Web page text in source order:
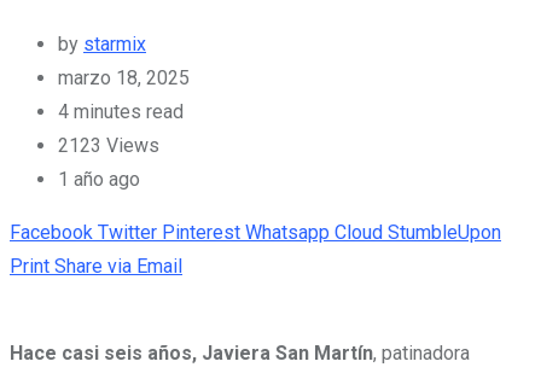
by starmix
marzo 18, 2025
4 minutes read
2123 Views
1 año ago
Facebook Twitter Pinterest Whatsapp Cloud StumbleUpon
Print Share via Email
Hace casi seis años, Javiera San Martín, patinadora